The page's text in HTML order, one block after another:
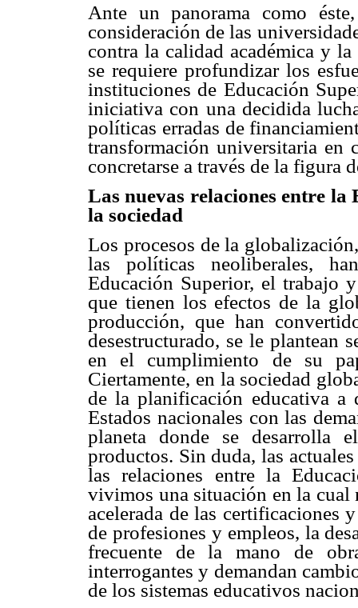
Ante un panorama como
consideración de las
contra la calidad académica y
se requiere profundizar los
instituciones de Educación
iniciativa con una decidida
políticas erradas de
transformación universitaria en
concretarse a través de la figura
Las nuevas relaciones entre
la sociedad
Los procesos de la
las políticas neoliberales,
Educación Superior, el trabajo
que tienen los efectos de la
producción, que han
desestructurado, se le plantean
en el cumplimiento de su
Ciertamente, en la sociedad
de la planificación educativa a
Estados nacionales con las
planeta donde se desarrolla
productos. Sin duda, las
las relaciones entre la
vivimos una situación en la cual
acelerada de las certificaciones
de profesiones y empleos, la
frecuente de la mano de
interrogantes y demandan
de los sistemas educativos